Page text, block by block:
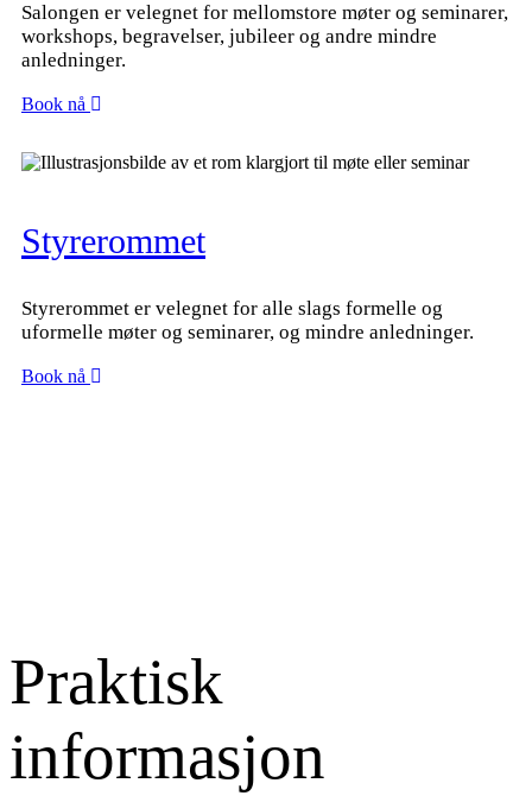
Salongen er velegnet for mellomstore møter og seminarer,
workshops, begravelser, jubileer og andre mindre
anledninger.
Book nå
Styrerommet
Styrerommet er velegnet for alle slags formelle og
uformelle møter og seminarer, og mindre anledninger.
Book nå
Praktisk
informasjon